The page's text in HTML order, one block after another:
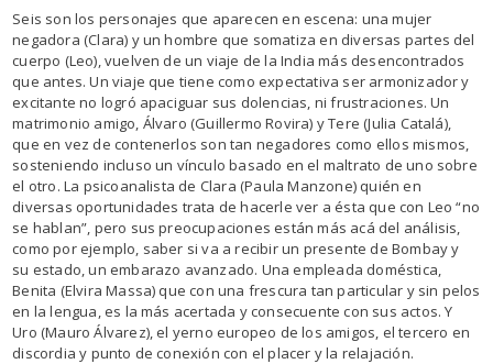
Seis son los personajes que aparecen en escena: una mujer
negadora (Clara) y un hombre que somatiza en diversas partes del
cuerpo (Leo), vuelven de un viaje de la India más desencontrados
que antes. Un viaje que tiene como expectativa ser armonizador y
excitante no logró apaciguar sus dolencias, ni frustraciones. Un
matrimonio amigo, Álvaro (Guillermo Rovira) y Tere (Julia Catalá),
que en vez de contenerlos son tan negadores como ellos mismos,
sosteniendo incluso un vínculo basado en el maltrato de uno sobre
el otro. La psicoanalista de Clara (Paula Manzone) quién en
diversas oportunidades trata de hacerle ver a ésta que con Leo “no
se hablan”, pero sus preocupaciones están más acá del análisis,
como por ejemplo, saber si va a recibir un presente de Bombay y
su estado, un embarazo avanzado. Una empleada doméstica,
Benita (Elvira Massa) que con una frescura tan particular y sin pelos
en la lengua, es la más acertada y consecuente con sus actos. Y
Uro (Mauro Álvarez), el yerno europeo de los amigos, el tercero en
discordia y punto de conexión con el placer y la relajación.